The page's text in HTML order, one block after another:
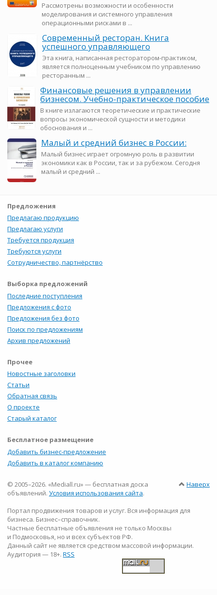
Рассмотрены возможности и особенности
моделирования и системного управления
операционными рисками в ...
Современный ресторан. Книга
успешного управляющего
Эта книга, написанная ресторатором-практиком,
является полноценным учебником по управлению
ресторанным ...
Финансовые решения в управлении
бизнесом. Учебно-практическое пособие
В книге излагаются теоретические и практические
вопросы экономической сущности и методики
обоснования и ...
Малый и средний бизнес в России:
Малый бизнес играет огромную роль в развитии
экономики как в России, так и за рубежом. Сегодня
малый и средний ...
Предложения
Предлагаю продукцию
Предлагаю услуги
Требуется продукция
Требуются услуги
Сотрудничество, партнёрство
Выборка предложений
Последние поступления
Предложения с фото
Предложения без фото
Поиск по предложениям
Архив предложений
Прочее
Новостные заголовки
Статьи
Обратная связь
О проекте
Старый каталог
Бесплатное размещение
Добавить бизнес-предложение
Добавить в каталог компанию
Наверх
© 2005–2026. «Mediall.ru» — бесплатная доска
объявлений. Условия использования сайта.
Портал продвижения товаров и услуг. Вся информация для
бизнеса. Бизнес–справочник.
Частные бесплатные объявления не только Москвы
и Подмосковья, но и всех субъектов РФ.
Данный сайт не является средством массовой информации.
Аудитория — 18+. RSS